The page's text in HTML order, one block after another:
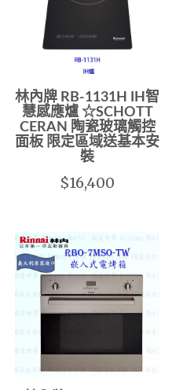
林內牌 RB-1131H IH智
慧感應爐 ☆SCHOTT
CERAN 陶瓷玻璃觸控
面板 限定區域送基本安
裝
$16,400